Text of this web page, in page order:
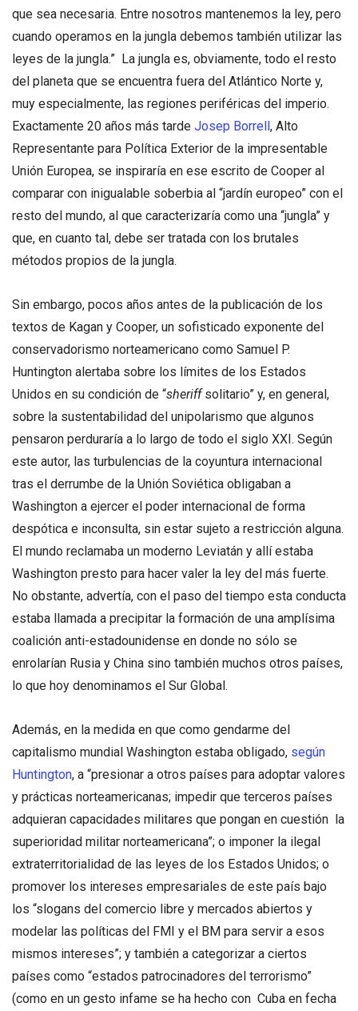
que sea necesaria. Entre nosotros mantenemos la ley, pero
cuando operamos en la jungla debemos también utilizar las
leyes de la jungla.” La jungla es, obviamente, todo el resto
del planeta que se encuentra fuera del Atlántico Norte y,
muy especialmente, las regiones periféricas del imperio.
Exactamente 20 años más tarde Josep Borrell, Alto
Representante para Política Exterior de la impresentable
Unión Europea, se inspiraría en ese escrito de Cooper al
comparar con inigualable soberbia al “jardín europeo” con el
resto del mundo, al que caracterizaría como una “jungla” y
que, en cuanto tal, debe ser tratada con los brutales
métodos propios de la jungla.
Sin embargo, pocos años antes de la publicación de los
textos de Kagan y Cooper, un sofisticado exponente del
conservadorismo norteamericano como Samuel P.
Huntington alertaba sobre los límites de los Estados
Unidos en su condición de “sheriffsolitario” y, en general,
sobre la sustentabilidad del unipolarismo que algunos
pensaron perduraría a lo largo de todo el siglo XXI. Según
este autor, las turbulencias de la coyuntura internacional
tras el derrumbe de la Unión Soviética obligaban a
Washington a ejercer el poder internacional de forma
despótica e inconsulta, sin estar sujeto a restricción alguna.
El mundo reclamaba un moderno Leviatán y allí estaba
Washington presto para hacer valer la ley del más fuerte.
No obstante, advertía, con el paso del tiempo esta conducta
estaba llamada a precipitar la formación de una amplísima
coalición anti-estadounidense en donde no sólo se
enrolarían Rusia y China sino también muchos otros países,
lo que hoy denominamos el Sur Global.
Además, en la medida en que como gendarme del
capitalismo mundial Washington estaba obligado, según
Huntington, a “presionar a otros países para adoptar valores
y prácticas norteamericanas; impedir que terceros países
adquieran capacidades militares que pongan en cuestión la
superioridad militar norteamericana”; o imponer la ilegal
extraterritorialidad de las leyes de los Estados Unidos; o
promover los intereses empresariales de este país bajo
los “slogans del comercio libre y mercados abiertos y
modelar las políticas del FMI y el BM para servir a esos
mismos intereses”; y también a categorizar a ciertos
países como “estados patrocinadores del terrorismo”
(como en un gesto infame se ha hecho con Cuba en fecha